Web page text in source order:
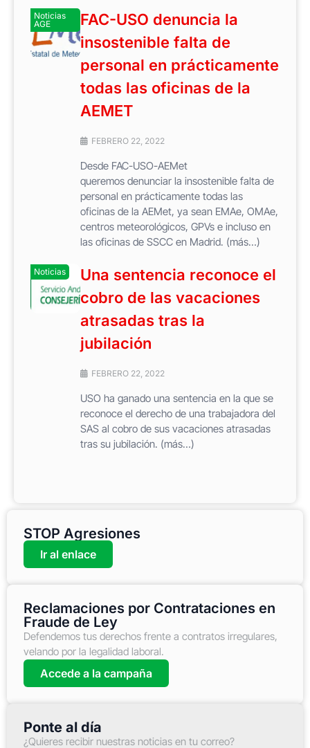
Noticias
AGE
FAC-USO denuncia la
insostenible falta de
personal en prácticamente
todas las oficinas de la
AEMET
FEBRERO 22, 2022
Desde FAC-USO-AEMet
queremos denunciar la insostenible falta de
personal en prácticamente todas las
oficinas de la AEMet, ya sean EMAe, OMAe,
centros meteorológicos, GPVs e incluso en
las oficinas de SSCC en Madrid. (más…)
Noticias
Una sentencia reconoce el
cobro de las vacaciones
atrasadas tras la
jubilación
FEBRERO 22, 2022
USO ha ganado una sentencia en la que se
reconoce el derecho de una trabajadora del
SAS al cobro de sus vacaciones atrasadas
tras su jubilación. (más…)
STOP Agresiones
Ir al enlace
Reclamaciones por Contrataciones en
Fraude de Ley
Defendemos tus derechos frente a contratos irregulares,
velando por la legalidad laboral.
Accede a la campaña
Ponte al día
¿Quieres recibir nuestras noticias en tu correo?